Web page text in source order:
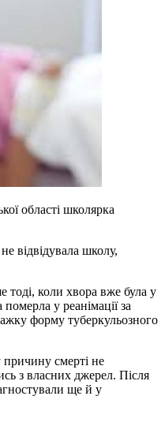
області школярка
відвідувала школу,
тоді, коли хвора вже була у
у реанімації за
форму туберкульозного
причину смерті не
з власних джерел. Після
ще й у